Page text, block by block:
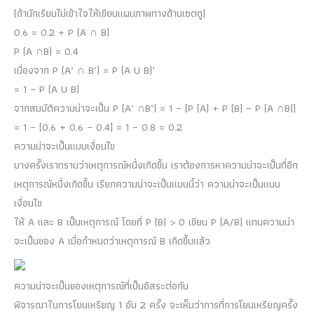
(ถ้านักเรียนไม่เข้าใจให้เขียนแผนภาพทางด้านเซตดู)
0.6 = 0.2 + P (A ∩ B)
P (A ∩B) = 0.4
เนื่องจาก P (A’ ∩ B’) = P (A U B)’
= 1 – P (A U B)
จากสมบัติความน่าจะเป็น P (A’ ∩B’) = 1 – [P (A) + P (B) – P (A ∩B)]
= 1 – [0.6 + 0.6 – 0.4] = 1 – 0.8 = 0.2
ความน่าจะเป็นแบบเงื่อนไข
บางครั้งเราทราบว่าเหตุการณ์หนึ่งเกิดขึ้น เราต้องการหาความน่าจะเป็นที่อีก
เหตุการณ์หนึ่งเกิดขึ้น เรียกความน่าจะเป็นแบบนี้ว่า ความน่าจะเป็นแบบ
เงื่อนไข
ให้ A และ B เป็นเหตุการณ์ โดยที่ P (B) > 0 เขียน P (A/B) แทนความน่า
จะเป็นของ A เมื่อกำหนดว่าเหตุการณ์ B เกิดขึ้นแล้ว
ความน่าจะเป็นของเหตุการณ์ที่เป็นอิสระต่อกัน
พิจารณาในการโยนเหรียญ 1 อัน 2 ครั้ง จะเห็นว่าการที่การโยนเหรียญครั้ง